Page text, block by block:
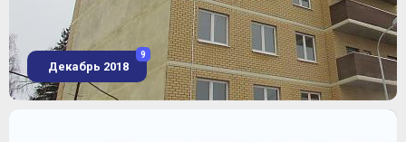
Декабрь 2018
9